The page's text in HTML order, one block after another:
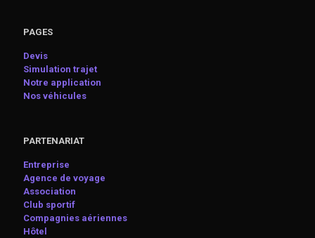
PAGES
Devis
Simulation trajet
Notre application
Nos véhicules
PARTENARIAT
Entreprise
Agence de voyage
Association
Club sportif
Compagnies aériennes
Hôtel